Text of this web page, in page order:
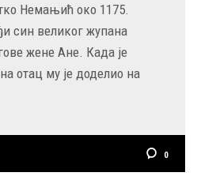
Немањић око 1175.
син великог жупана
жене Ане. Када је
отац му је доделио на
0